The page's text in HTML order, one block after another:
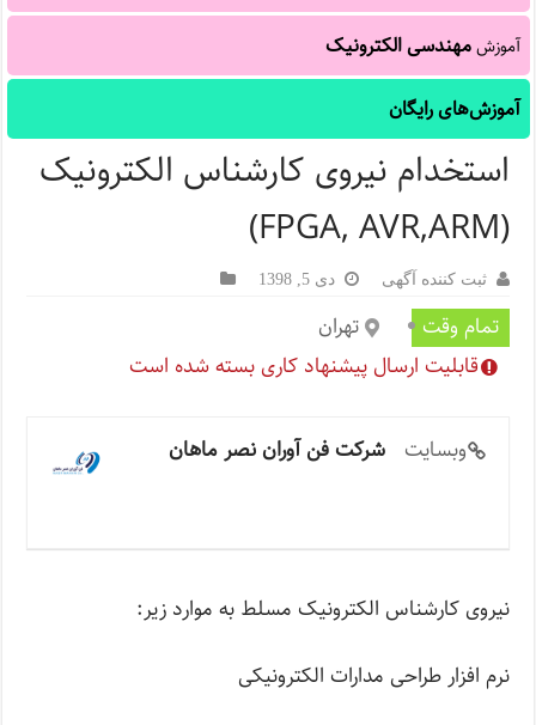
آموزشمهندسی الکترونیک
آموزش‌های رایگان
استخدام نیروی کارشناس الکترونیک
(FPGA, AVR,ARM)
ثبت کننده آگهی دی 5, 1398
تمام وقت
تهران
قابلیت ارسال پیشنهاد کاری بسته شده است
وبسایت شرکت فن آوران نصر ماهان
نیروی کارشناس الکترونیک مسلط به موارد زیر:
نرم افزار طراحی مدارات الکترونیکی